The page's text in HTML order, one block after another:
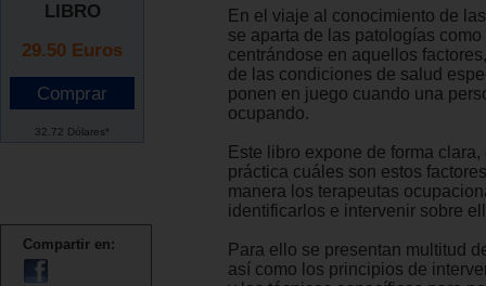
LIBRO
29.50 Euros
32.72 Dólares*
Compartir en:
En el viaje al conocimiento de
se aparta de las patologías
centrándose en aquellos
de las condiciones de salud
ponen en juego cuando una
ocupando.
Este libro expone de forma clara,
práctica cuáles son estos
manera los terapeutas
identificarlos e intervenir sobre
Para ello se presentan multitud
así como los principios de